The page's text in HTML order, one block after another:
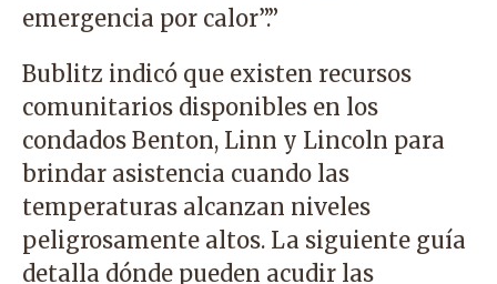
emergencia por calor”.”
Bublitz indicó que existen recursos
comunitarios disponibles en los
condados Benton, Linn y Lincoln para
brindar asistencia cuando las
temperaturas alcanzan niveles
peligrosamente altos. La siguiente guía
detalla dónde pueden acudir las